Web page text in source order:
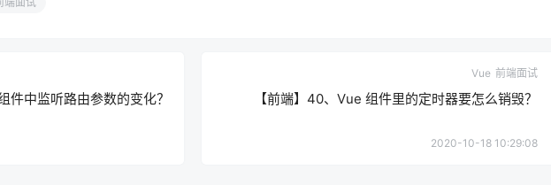
件中监听路由参数的变化？
Vue 前端面试
【前端】40、Vue 组件里的定时器要怎么销毁？
2020-10-18 10:29:08